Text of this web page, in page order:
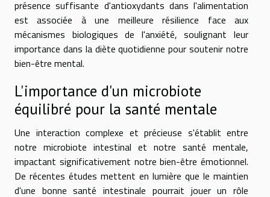
présence suffisante d'antioxydants dans l'alimentation
est associée à une meilleure résilience face aux
mécanismes biologiques de l'anxiété, soulignant leur
importance dans la diète quotidienne pour soutenir notre
bien-être mental.
L'importance d'un microbiote
équilibré pour la santé mentale
Une interaction complexe et précieuse s'établit entre
notre microbiote intestinal et notre santé mentale,
impactant significativement notre bien-être émotionnel.
De récentes études mettent en lumière que le maintien
d'une bonne santé intestinale pourrait jouer un rôle